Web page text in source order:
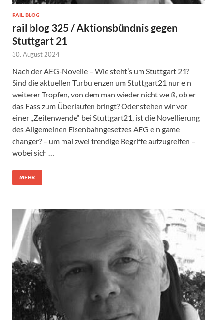
RAIL BLOG
rail blog 325 / Aktionsbündnis gegen
Stuttgart 21
30. August 2024
Nach der AEG-Novelle – Wie steht’s um Stuttgart 21?
Sind die aktuellen Turbulenzen um Stuttgart21 nur ein
weiterer Tropfen, von dem man wieder nicht weiß, ob er
das Fass zum Überlaufen bringt? Oder stehen wir vor
einer „Zeitenwende“ bei Stuttgart21, ist die Novellierung
des Allgemeinen Eisenbahngesetzes AEG ein game
changer? – um mal zwei trendige Begriffe aufzugreifen –
wobei sich …
MEHR